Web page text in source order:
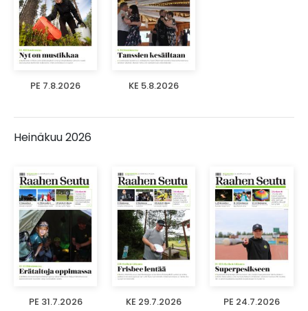
PE 7.8.2026 KE 5.8.2026
Heinäkuu 2026
PE 31.7.2026 KE 29.7.2026 PE 24.7.2026